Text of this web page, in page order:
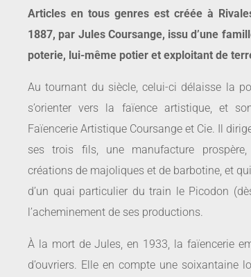
Articles en tous genres est créée à
1887, par Jules Coursange, issu d’une
poterie, lui-même potier et exploitant de
Au tournant du siècle, celui-ci délaisse la
s’orienter vers la faïence artistique, et
Faïencerie Artistique Coursange et Cie. Il
ses trois fils, une manufacture
créations de majoliques et de barbotine, et
d’un quai particulier du train le Picodon
l’acheminement de ses productions.
À la mort de Jules, en 1933, la faïencerie
d’ouvriers. Elle en compte une soixantaine